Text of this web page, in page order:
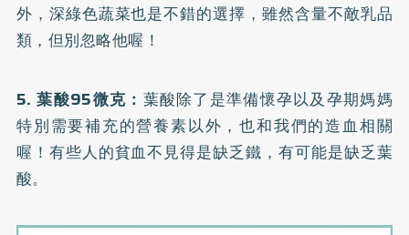
外，深綠色蔬菜也是不錯的選擇，雖然含量不敵乳品
類，但別忽略他喔！
5. 葉酸95微克： 葉酸除了是準備懷孕以及孕期媽媽
特別需要補充的營養素以外，也和我們的造血相關
喔！有些人的貧血不見得是缺乏鐵，有可能是缺乏葉
酸。